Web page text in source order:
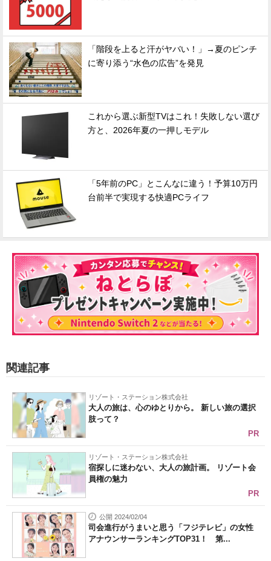
「階段を上ると汗がヤバい！」→夏のピンチ
に寄り添う“水色の広告”を発見
これから選ぶ新型TVはこれ！失敗しない選び
方と、2026年夏の一押しモデル
「5年前のPC」とこんなに違う！予算10万円
台前半で実現する快適PCライフ
関連記事
リゾート・ステーション株式会社
大人の旅は、心のゆとりから。 新しい旅の選択
肢って？
PR
リゾート・ステーション株式会社
宿探しに迷わない、大人の旅計画。 リゾート会
員権の魅力
PR
公開 2024/02/04
司会進行がうまいと思う「フジテレビ」の女性
アナウンサーランキングTOP31！ 第...